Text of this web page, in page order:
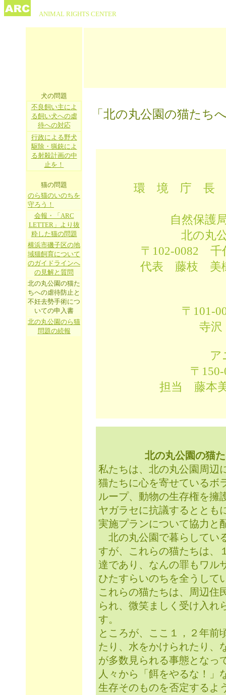
ANIMAL RIGHTS CENTER
犬の問題
不良飼い主によ
る飼い犬への虐
待への対応
行政による野犬
駆除・猟銃によ
る射殺計画の中
止を！
猫の問題
のら猫のいのちを
守ろう！
会報・「ARC
LETTER」より抜
粋した猫の問題
横浜市磯子区の地
域猫飼育について
のガイドラインへ
の見解と質問
北の丸公園の猫た
ちへの虐待防止と
不妊去勢手術につ
いての申入書
北の丸公園のら猫
問題の続報
「北の丸公園の猫たち
環 境 庁
自然保
北の丸
〒102-0082 千
代表 藤枝 美樹
〒101-
寺沢 文
ア
〒150-
担当 藤本美紀
北の丸公園の猫
私たちは、北の丸公園周辺
猫たちに心を寄せているボ
ループ、動物の生存権を擁
ヤガラセに抗議するととも
実施プランについて協力と
北の丸公園で暮らしてい
すが、これらの猫たちは、
達であり、なんの罪もワル
ひたすらいのちを全うして
これらの猫たちは、周辺住
られ、微笑ましく受け入れ
す。
ところが、ここ１，２年前
たり、水をかけられたり、
が多数見られる事態となっ
人々から「餌をやるな！」
生存そのものを否定するよ